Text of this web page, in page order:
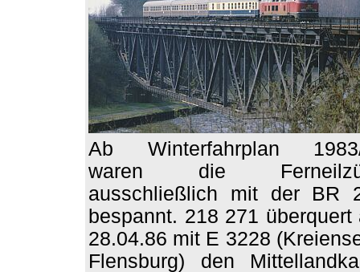
Ab Winterfahrplan
waren die
ausschließlich mit der BR
bespannt. 218 271 überquert
28.04.86 mit E 3228
Flensburg) den